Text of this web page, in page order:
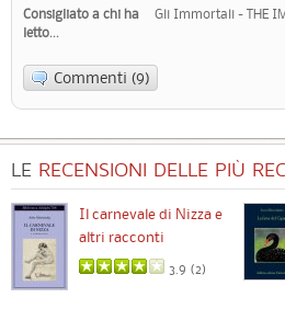
Consigliato a chi ha
letto...
Gli Immortali - THE
Commenti (9)
LE RECENSIONI DELLE PIÙ
Il carnevale di Nizza e
altri racconti
3.9 (2)